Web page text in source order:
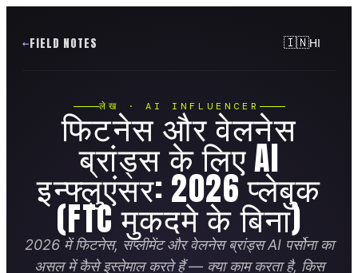
FIELD NOTES 🇮🇳HI
लेख · AI INFLUENCER
फिटनेस और वेलनेस
ब्रांड्स के लिए AI
इन्फ्लुएंसर: 2026 प्लेबुक
(FTC मुकदमे के बिना)
2026 में फिटनेस, सप्लीमेंट और वेलनेस ब्रांड्स AI पर्सोना का
असल में कैसे इस्तेमाल करते हैं — क्या काम करता है, किस